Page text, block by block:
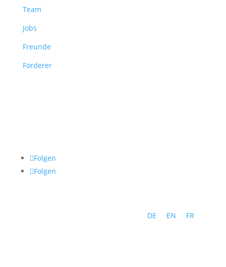
Team
Jobs
Freunde
Förderer
Folgen
Folgen
DE EN FR